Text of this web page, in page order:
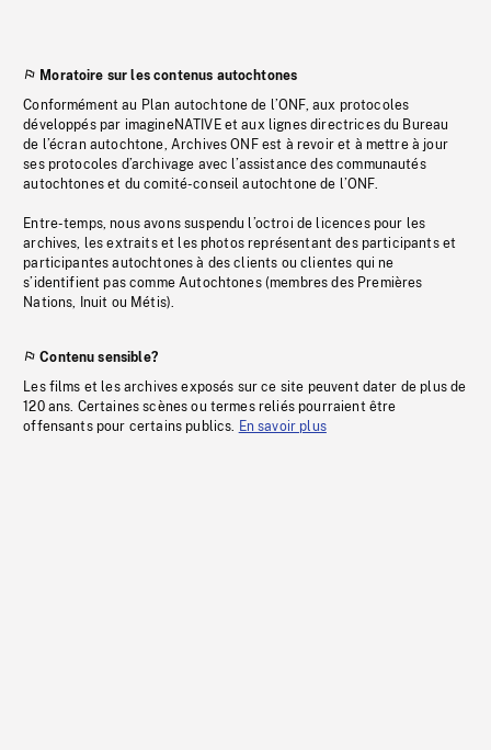
Moratoire sur les contenus autochtones
Conformément au Plan autochtone de l’ONF, aux protocoles
développés par imagineNATIVE et aux lignes directrices du Bureau
de l’écran autochtone, Archives ONF est à revoir et à mettre à jour
ses protocoles d’archivage avec l’assistance des communautés
autochtones et du comité-conseil autochtone de l’ONF.
Entre-temps, nous avons suspendu l’octroi de licences pour les
archives, les extraits et les photos représentant des participants et
participantes autochtones à des clients ou clientes qui ne
s’identifient pas comme Autochtones (membres des Premières
Nations, Inuit ou Métis).
Contenu sensible?
Les films et les archives exposés sur ce site peuvent dater de plus de
120 ans. Certaines scènes ou termes reliés pourraient être
offensants pour certains publics. En savoir plus